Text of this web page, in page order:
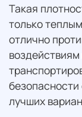
Такая
только
отлично
лучших